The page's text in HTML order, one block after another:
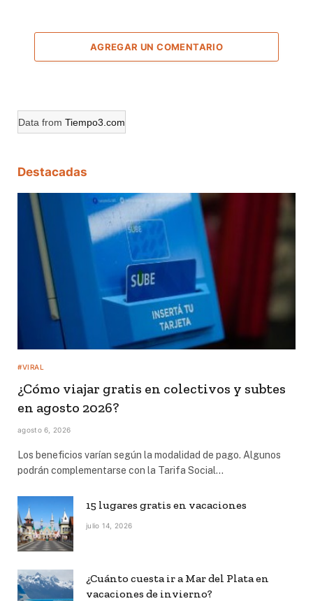
AGREGAR UN COMENTARIO
Data from Tiempo3.com
Destacadas
#VIRAL
¿Cómo viajar gratis en colectivos y subtes
en agosto 2026?
agosto 6, 2026
Los beneficios varían según la modalidad de pago. Algunos
podrán complementarse con la Tarifa Social…
15 lugares gratis en vacaciones
julio 14, 2026
¿Cuánto cuesta ir a Mar del Plata en
vacaciones de invierno?